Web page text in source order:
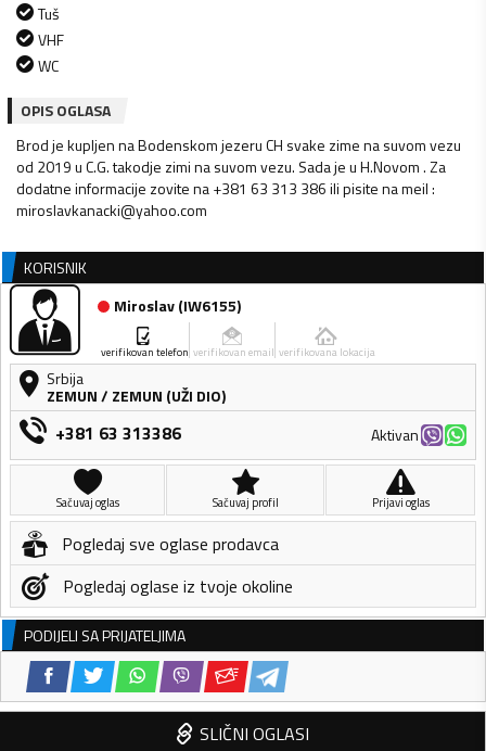
Tuš
VHF
WC
OPIS OGLASA
Brod je kupljen na Bodenskom jezeru CH svake zime na suvom vezu
od 2019 u C.G. takodje zimi na suvom vezu. Sada je u H.Novom . Za
dodatne informacije zovite na +381 63 313 386 ili pisite na meil :
miroslavkanacki@yahoo.com
KORISNIK
Miroslav(IW6155)
verifikovan telefon verifikovan email verifikovana lokacija
Srbija
ZEMUN/ ZEMUN (UŽI DIO)
+381 63 313386 Aktivan
Sačuvaj oglas Sačuvaj profil Prijavi oglas
Pogledaj sve oglase prodavca
Pogledaj oglase iz tvoje okoline
PODIJELI SA PRIJATELJIMA
SLIČNI OGLASI